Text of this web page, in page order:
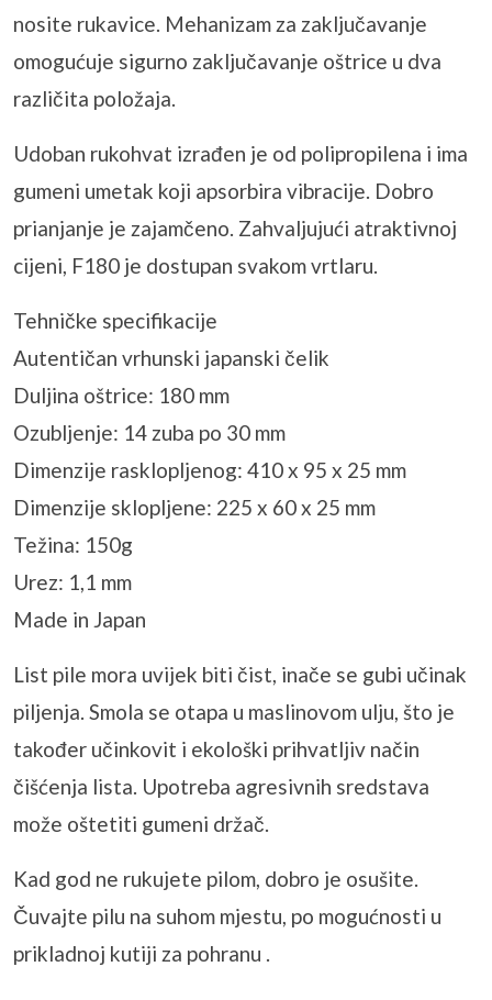
nosite rukavice. Mehanizam za zaključavanje
omogućuje sigurno zaključavanje oštrice u dva
različita položaja.
Udoban rukohvat izrađen je od polipropilena i ima
gumeni umetak koji apsorbira vibracije. Dobro
prianjanje je zajamčeno. Zahvaljujući atraktivnoj
cijeni, F180 je dostupan svakom vrtlaru.
Tehničke specifikacije
Autentičan vrhunski japanski čelik
Duljina oštrice: 180 mm
Ozubljenje: 14 zuba po 30 mm
Dimenzije rasklopljenog: 410 x 95 x 25 mm
Dimenzije sklopljene: 225 x 60 x 25 mm
Težina: 150g
Urez: 1,1 mm
Made in Japan
List pile mora uvijek biti čist, inače se gubi učinak
piljenja. Smola se otapa u maslinovom ulju, što je
također učinkovit i ekološki prihvatljiv način
čišćenja lista. Upotreba agresivnih sredstava
može oštetiti gumeni držač.
Kad god ne rukujete pilom, dobro je osušite.
Čuvajte pilu na suhom mjestu, po mogućnosti u
prikladnoj kutiji za pohranu .